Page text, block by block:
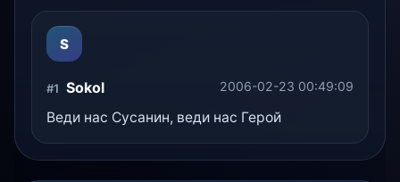
S
#1 Sokol 2006-02-23 00:49:09
Веди нас Сусанин, веди нас Герой